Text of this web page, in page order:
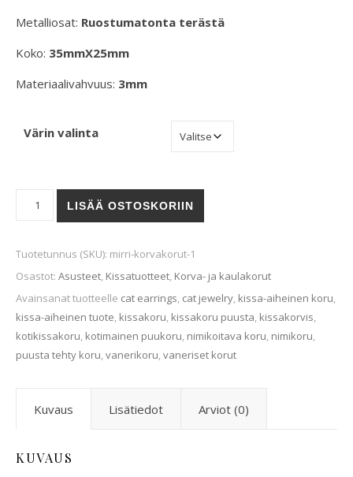
Metalliosat: Ruostumatonta terästä
Koko: 35mmX25mm
Materiaalivahvuus: 3mm
Värin valinta
RAKAS-korvakorut määrä
LISÄÄ OSTOSKORIIN
Tuotetunnus (SKU): mirri-korvakorut-1
Osastot: Asusteet, Kissatuotteet, Korva- ja kaulakorut
Avainsanat tuotteelle cat earrings, cat jewelry, kissa-aiheinen koru,
kissa-aiheinen tuote, kissakoru, kissakoru puusta, kissakorvis,
kotikissakoru, kotimainen puukoru, nimikoitava koru, nimikoru,
puusta tehty koru,vanerikoru,vaneriset korut
Kuvaus Lisätiedot Arviot (0)
KUVAUS